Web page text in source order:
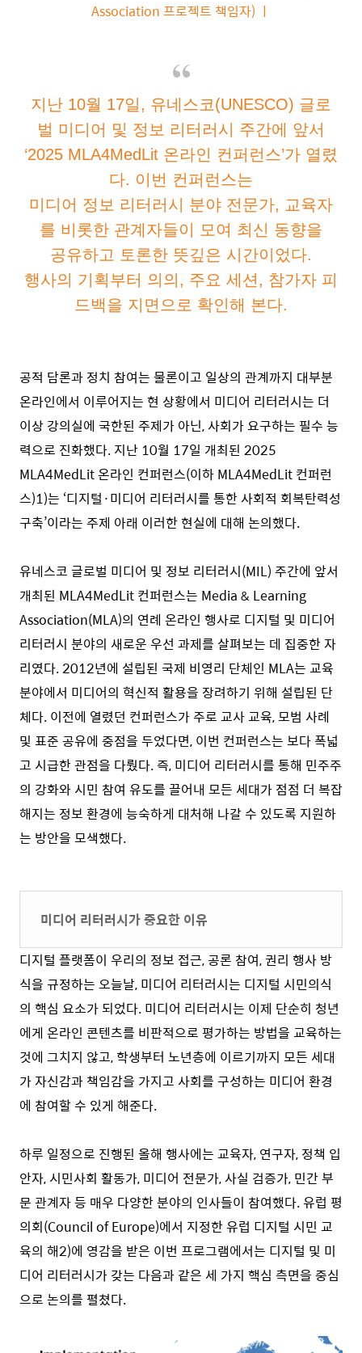
Association 프로젝트 책임자) ㅣ
지난 10월 17일, 유네스코(UNESCO) 글로
벌 미디어 및 정보 리터러시 주간에 앞서
‘2025 MLA4MedLit 온라인 컨퍼런스’가 열렸
다. 이번 컨퍼런스는
미디어 정보 리터러시 분야 전문가, 교육자
를 비롯한 관계자들이 모여 최신 동향을
공유하고 토론한 뜻깊은 시간이었다.
행사의 기획부터 의의, 주요 세션, 참가자 피
드백을 지면으로 확인해 본다.
공적 담론과 정치 참여는 물론이고 일상의 관계까지 대부분
온라인에서 이루어지는 현 상황에서 미디어 리터러시는 더
이상 강의실에 국한된 주제가 아닌, 사회가 요구하는 필수 능
력으로 진화했다. 지난 10월 17일 개최된 2025
MLA4MedLit 온라인 컨퍼런스(이하 MLA4MedLit 컨퍼런
스)1)는 ‘디지털·미디어 리터러시를 통한 사회적 회복탄력성
구축’이라는 주제 아래 이러한 현실에 대해 논의했다.
유네스코 글로벌 미디어 및 정보 리터러시(MIL) 주간에 앞서
개최된 MLA4MedLit 컨퍼런스는 Media & Learning
Association(MLA)의 연례 온라인 행사로 디지털 및 미디어
리터러시 분야의 새로운 우선 과제를 살펴보는 데 집중한 자
리였다. 2012년에 설립된 국제 비영리 단체인 MLA는 교육
분야에서 미디어의 혁신적 활용을 장려하기 위해 설립된 단
체다. 이전에 열렸던 컨퍼런스가 주로 교사 교육, 모범 사례
및 표준 공유에 중점을 두었다면, 이번 컨퍼런스는 보다 폭넓
고 시급한 관점을 다뤘다. 즉, 미디어 리터러시를 통해 민주주
의 강화와 시민 참여 유도를 끌어내 모든 세대가 점점 더 복잡
해지는 정보 환경에 능숙하게 대처해 나갈 수 있도록 지원하
는 방안을 모색했다.
미디어 리터러시가 중요한 이유
디지털 플랫폼이 우리의 정보 접근, 공론 참여, 권리 행사 방
식을 규정하는 오늘날, 미디어 리터러시는 디지털 시민의식
의 핵심 요소가 되었다. 미디어 리터러시는 이제 단순히 청년
에게 온라인 콘텐츠를 비판적으로 평가하는 방법을 교육하는
것에 그치지 않고, 학생부터 노년층에 이르기까지 모든 세대
가 자신감과 책임감을 가지고 사회를 구성하는 미디어 환경
에 참여할 수 있게 해준다.
하루 일정으로 진행된 올해 행사에는 교육자, 연구자, 정책 입
안자, 시민사회 활동가, 미디어 전문가, 사실 검증가, 민간 부
문 관계자 등 매우 다양한 분야의 인사들이 참여했다. 유럽 평
의회(Council of Europe)에서 지정한 유럽 디지털 시민 교
육의 해2)에 영감을 받은 이번 프로그램에서는 디지털 및 미
디어 리터러시가 갖는 다음과 같은 세 가지 핵심 측면을 중심
으로 논의를 펼쳤다.